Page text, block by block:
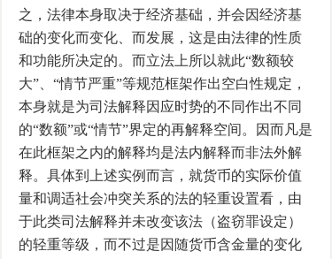
之，法律本身取决于经济基础，并会因经济基
础的变化而变化、而发展，这是由法律的性质
和功能所决定的。而立法上所以就此“数额较
大”、“情节严重”等规范框架作出空白性规定，
本身就是为司法解释因应时势的不同作出不同
的“数额”或“情节”界定的再解释空间。因而凡是
在此框架之内的解释均是法内解释而非法外解
释。具体到上述实例而言，就货币的实际价值
量和调适社会冲突关系的法的轻重设置看，由
于此类司法解释并未改变该法（盗窃罪设定）
的轻重等级，而不过是因随货币含金量的变化